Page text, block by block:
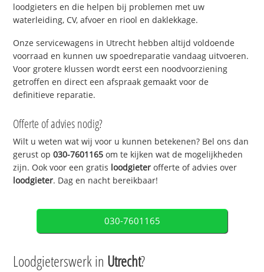
loodgieters en die helpen bij problemen met uw
waterleiding, CV, afvoer en riool en daklekkage.
Onze servicewagens in Utrecht hebben altijd voldoende
voorraad en kunnen uw spoedreparatie vandaag uitvoeren.
Voor grotere klussen wordt eerst een noodvoorziening
getroffen en direct een afspraak gemaakt voor de
definitieve reparatie.
Offerte of advies nodig?
Wilt u weten wat wij voor u kunnen betekenen? Bel ons dan
gerust op030-7601165 om te kijken wat de mogelijkheden
zijn. Ook voor een gratis loodgieter offerte of advies over
loodgieter. Dag en nacht bereikbaar!
030-7601165
Loodgieterswerk in Utrecht?